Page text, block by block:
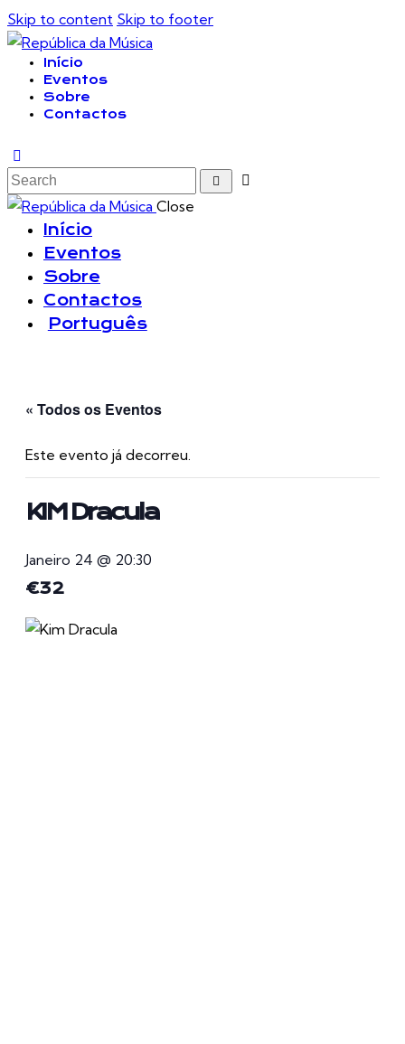
Skip to content Skip to footer
Início
Eventos
Sobre
Contactos
Close
Início
Eventos
Sobre
Contactos
Português
« Todos os Eventos
Este evento já decorreu.
KIM Dracula
Janeiro 24 @ 20:30
€32